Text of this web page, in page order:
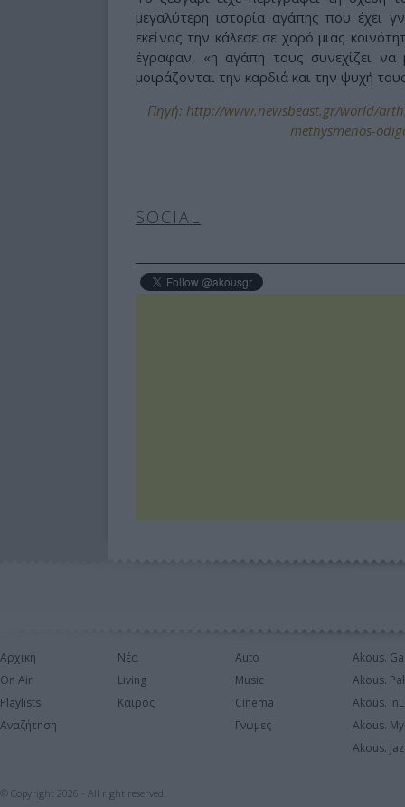
μεγαλύτερη ιστορία αγάπης που έχει
εκείνος την κάλεσε σε χορό μιας
έγραφαν, «η αγάπη τους συνεχίζει
μοιράζονται την καρδιά και την ψυχή
Πηγή: http://www.newsbeast.gr/world/
methysmenos-
SOCIAL
Αρχική
On Air
Playlists
Αναζήτηση
Νέα
Living
Καιρός
Auto
Music
Cinema
Γνώμες
Akous.
Akous.
Akous.
Akous.
Akous.
© Copyright 2026 - All right reserved.